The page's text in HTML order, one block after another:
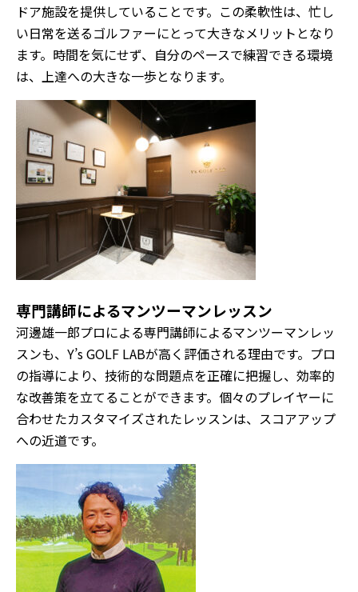
ドア施設を提供していることです。この柔軟性は、忙し
い日常を送るゴルファーにとって大きなメリットとなり
ます。時間を気にせず、自分のペースで練習できる環境
は、上達への大きな一歩となります。
専門講師によるマンツーマンレッスン
河邊雄一郎プロによる専門講師によるマンツーマンレッ
スンも、Y’s GOLF LABが高く評価される理由です。プロ
の指導により、技術的な問題点を正確に把握し、効率的
な改善策を立てることができます。個々のプレイヤーに
合わせたカスタマイズされたレッスンは、スコアアップ
への近道です。